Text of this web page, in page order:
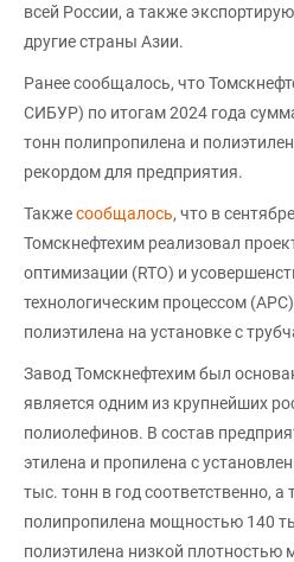
всей России, а также
другие страны Азии.
Ранее сообщалось, что
СИБУР) по итогам 2024 года
тонн полипропилена и
рекордом для предприятия.
Такжесообщалось, что в
Томскнефтехим реализовал
оптимизации (RTO) и
технологическим процессом
полиэтилена на установке с
Завод Томскнефтехим был
является одним из крупнейших
полиолефинов. В состав
этилена и пропилена с
тыс. тонн в год соответственно,
полипропилена мощностью 140
полиэтилена низкой